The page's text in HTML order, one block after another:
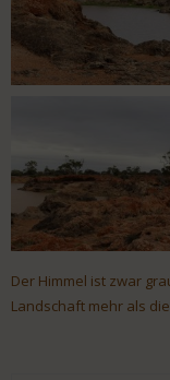
Der Himmel ist zwar
Landschaft mehr als